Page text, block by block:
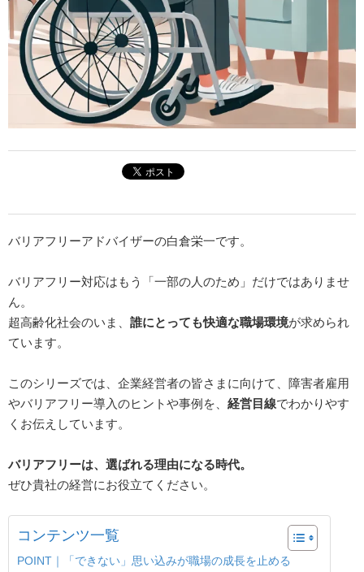
バリアフリーアドバイザーの白倉栄一です。
バリアフリー対応はもう「一部の人のため」だけではありませ
ん。
超高齢化社会のいま、 誰にとっても快適な職場環境が求められ
ています。
このシリーズでは、企業経営者の皆さまに向けて、障害者雇用
やバリアフリー導入のヒントや事例を、 経営目線でわかりやす
くお伝えしています。
バリアフリーは、選ばれる理由になる時代。
ぜひ貴社の経営にお役立てください。
コンテンツ一覧
POINT｜「できない」思い込みが職場の成長を止める